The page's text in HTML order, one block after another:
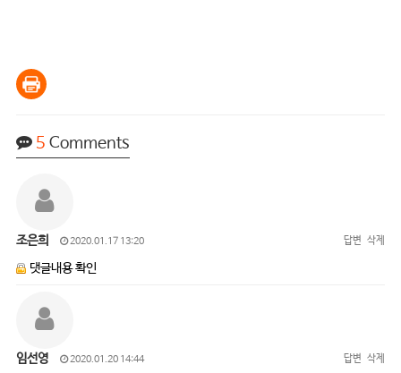
5 Comments
조은희 2020.01.17 13:20 답변 삭제
댓글내용 확인
임선영 2020.01.20 14:44 답변 삭제